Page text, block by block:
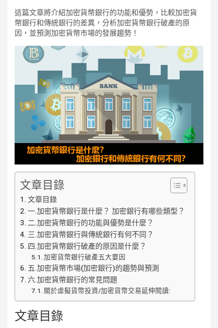
這篇文章將介紹加密貨幣銀行的功能和優勢，比較加密貨
幣銀行和傳統銀行的差異，分析加密貨幣銀行破產的原
因，並預測加密貨幣市場的發展趨勢！
文章目錄
文章目錄
一.加密貨幣銀行是什麼？ 加密銀行有哪些類型？
二.加密貨幣銀行的功能與優勢是什麼？
三.加密貨幣銀行與傳統銀行有何不同？
四.加密貨幣銀行破產的原因是什麼？
加密貨幣銀行破產五大要因
五.加密貨幣市場(加密銀行)的趨勢與預測
六.加密貨幣銀行的常見問題
關於虛擬貨幣投資/加密貨幣交易延伸閱讀:
文章目錄